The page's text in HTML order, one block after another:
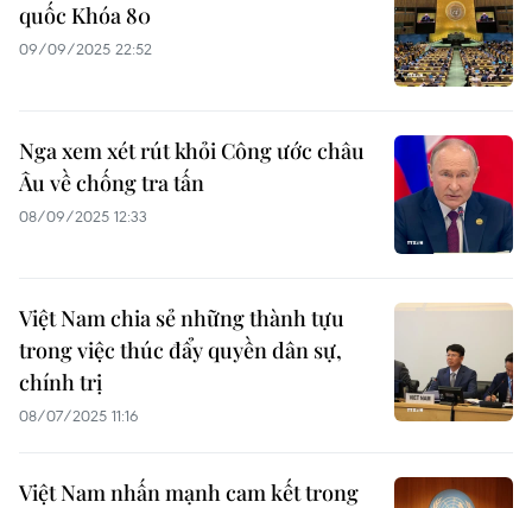
quốc Khóa 80
09/09/2025 22:52
Nga xem xét rút khỏi Công ước châu
Âu về chống tra tấn
08/09/2025 12:33
Việt Nam chia sẻ những thành tựu
trong việc thúc đẩy quyền dân sự,
chính trị
08/07/2025 11:16
Việt Nam nhấn mạnh cam kết trong